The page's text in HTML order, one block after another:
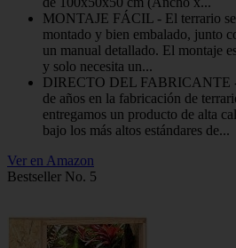
MONTAJE FÁCIL - El terrario se
montado y bien embalado, junto
un manual detallado. El montaje
y solo necesita un...
DIRECTO DEL FABRICANTE -
de años en la fabricación de
entregamos un producto de alta
bajo los más altos estándares de...
Ver en Amazon
Bestseller No. 5